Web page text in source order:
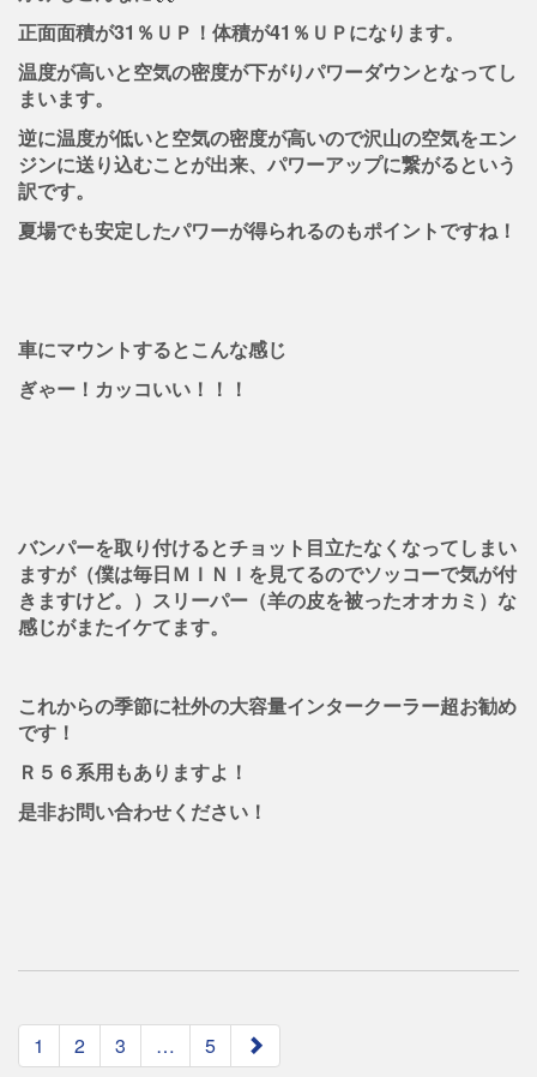
正面面積が31％ＵＰ！体積が41％ＵＰになります。
温度が高いと空気の密度が下がりパワーダウンとなってし
まいます。
逆に温度が低いと空気の密度が高いので沢山の空気をエン
ジンに送り込むことが出来、パワーアップに繋がるという
訳です。
夏場でも安定したパワーが得られるのもポイントですね！
車にマウントするとこんな感じ
ぎゃー！カッコいい！！！
バンパーを取り付けるとチョット目立たなくなってしまい
ますが（僕は毎日ＭＩＮＩを見てるのでソッコーで気が付
きますけど。）スリーパー（羊の皮を被ったオオカミ）な
感じがまたイケてます。
これからの季節に社外の大容量インタークーラー超お勧め
です！
Ｒ５６系用もありますよ！
是非お問い合わせください！
paging-
1 2 3 … 5